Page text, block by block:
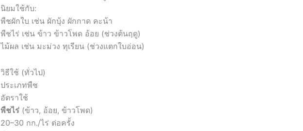
นิยมใช้กับ:
พืชผักใบ เช่น ผักบุ้ง ผักกาด คะน้า
พืชไร่ เช่น ข้าว ข้าวโพด อ้อย (ช่วงต้นฤดู)
ไม้ผล เช่น มะม่วง ทุเรียน (ช่วงแตกใบอ่อน)
วิธีใช้ (ทั่วไป)
ประเภทพืช
อัตราใช้
พืชไร่ (ข้าว, อ้อย, ข้าวโพด)
20–30 กก./ไร่ ต่อครั้ง